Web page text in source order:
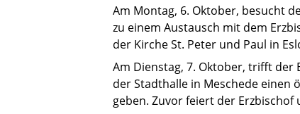
Am Montag, 6. Oktober, besucht
zu einem Austausch mit dem
der Kirche St. Peter und Paul in
Am Dienstag, 7. Oktober, trifft der
der Stadthalle in Meschede
geben. Zuvor feiert der Erzbischof